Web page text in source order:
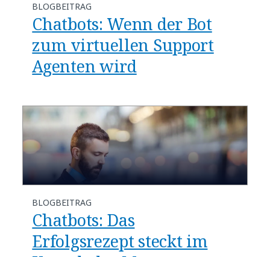
BLOGBEITRAG
Chatbots: Wenn der Bot
zum virtuellen Support
Agenten wird
BLOGBEITRAG
Chatbots: Das
Erfolgsrezept steckt im